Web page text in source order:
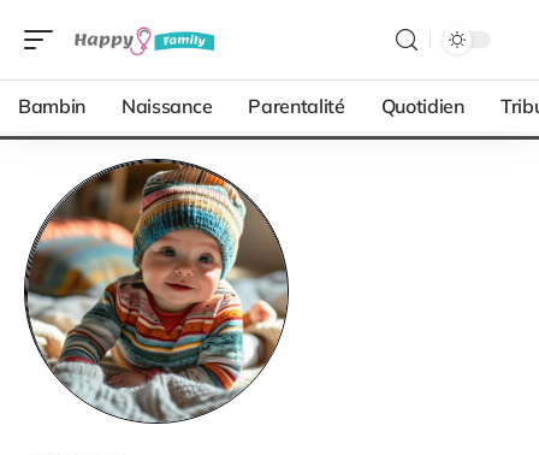
Bambin Naissance Parentalité Quotidien